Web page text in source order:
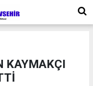
KAYMAKÇI